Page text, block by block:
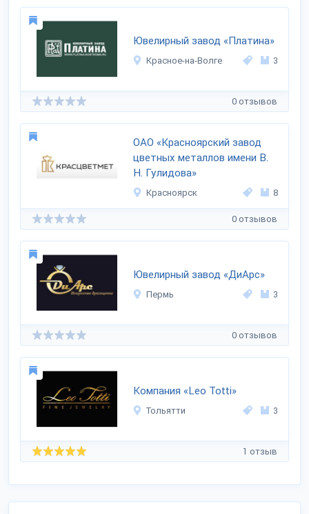
Ювелирный завод «Платина»
Красное-на-Волге 3
0 отзывов
ОАО «Красноярский завод
цветных металлов имени В.
Н. Гулидова»
Красноярск 8
0 отзывов
Ювелирный завод «ДиАрс»
Пермь 3
0 отзывов
Компания «Leo Totti»
Тольятти 3
1 отзыв